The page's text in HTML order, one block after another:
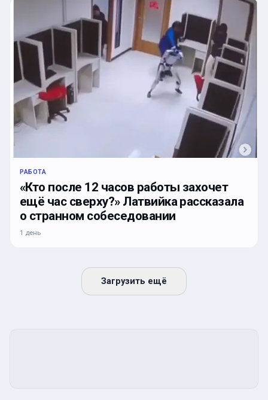
РАБОТА
«Кто после 12 часов работы захочет
ещё час сверху?» Латвийка рассказала
о странном собеседовании
1 день
Загрузить ещё